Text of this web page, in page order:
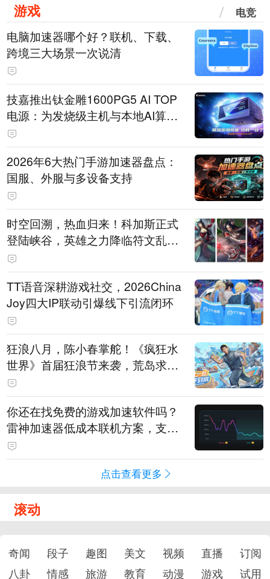
游戏 电竞
电脑加速器哪个好？联机、下载、
跨境三大场景一次说清
技嘉推出钛金雕1600PG5 AI TOP
电源：为发烧级主机与本地AI算力
打造旗舰供电方案
2026年6大热门手游加速器盘点：
国服、外服与多设备支持
时空回溯，热血归来！科加斯正式
登陆峡谷，英雄之力降临符文乱
斗！
TT语音深耕游戏社交，2026China
Joy四大IP联动引爆线下引流闭环
狂浪八月，陈小春掌舵！《疯狂水
世界》首届狂浪节来袭，荒岛求生
直播即将开启
你还在找免费的游戏加速软件吗？
雷神加速器低成本联机方案，支持
免费试用
点击查看更多
滚动
奇闻 段子 趣图 美文 视频 直播
订阅
八卦
情感 旅游 教育 动漫 游戏 试用